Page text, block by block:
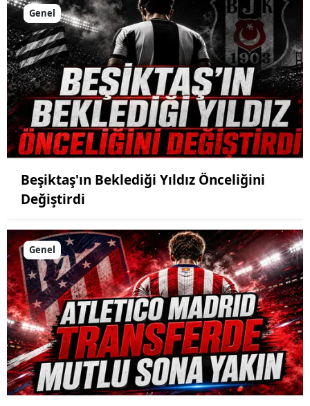
Genel
Beşiktaş'ın Beklediği Yıldız Önceliğini
Değiştirdi
Genel